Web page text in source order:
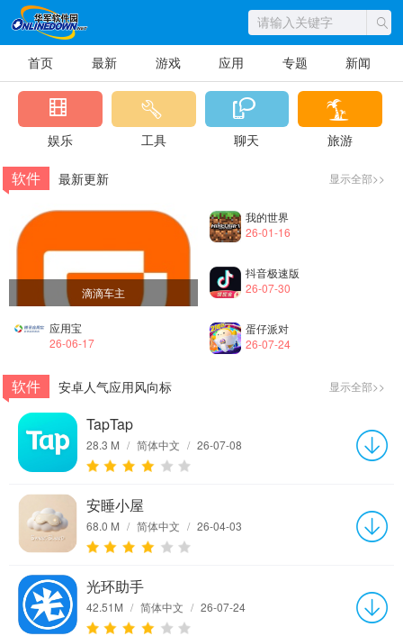
首页 最新 游戏 应用 专题 新闻
娱乐 工具 聊天 旅游
显示全部>>
软件 最新更新
我的世界
26-01-16
抖音极速版
26-07-30
蛋仔派对
26-07-24
滴滴车主
应用宝
26-06-17
显示全部>>
软件 安卓人气应用风向标
TapTap
28.3 M / 简体中文 / 26-07-08
安睡小屋
68.0 M / 简体中文 / 26-04-03
光环助手
42.51M / 简体中文 / 26-07-24